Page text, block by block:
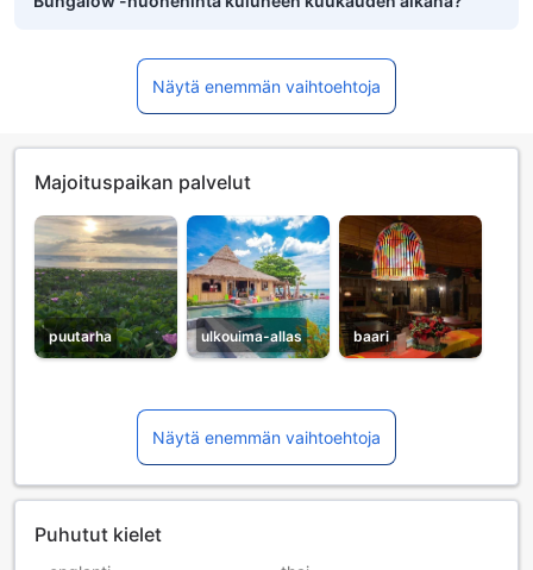
Näytä enemmän vaihtoehtoja
Majoituspaikan palvelut
puutarha ulkouima-allas baari
Näytä enemmän vaihtoehtoja
Puhutut kielet